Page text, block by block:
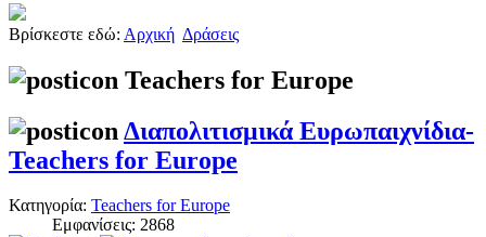
Βρίσκεστε εδώ: Αρχική Δράσεις
Teachers for Europe
Διαπολιτισμικά Ευρωπαιχνίδια-
Teachers for Europe
Κατηγορία: Teachers for Europe
Εμφανίσεις: 2868